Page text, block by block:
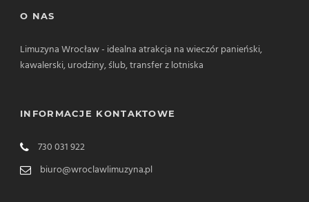
O NAS
Limuzyna Wrocław - idealna atrakcja na wieczór panieński,
kawalerski, urodziny, ślub, transfer z lotniska
INFORMACJE KONTAKTOWE
730 031 922
biuro@wroclawlimuzyna.pl